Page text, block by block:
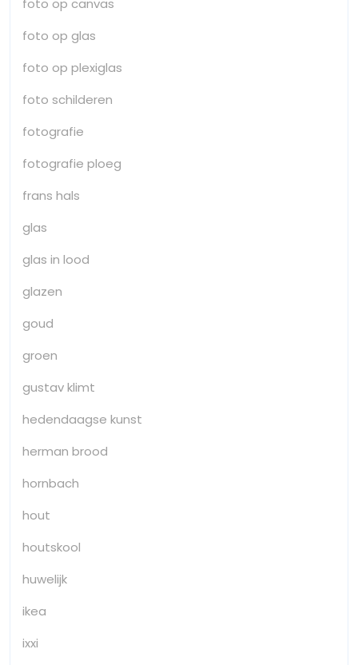
foto op canvas
foto op glas
foto op plexiglas
foto schilderen
fotografie
fotografie ploeg
frans hals
glas
glas in lood
glazen
goud
groen
gustav klimt
hedendaagse kunst
herman brood
hornbach
hout
houtskool
huwelijk
ikea
ixxi